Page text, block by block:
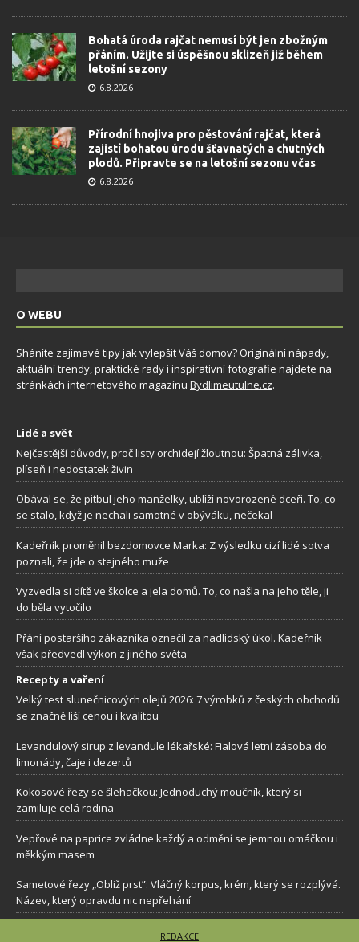
Bohatá úroda rajčat nemusí být jen zbožným
přáním. Užijte si úspěšnou sklizeň již během
letošní sezony
6.8.2026
Přírodní hnojiva pro pěstování rajčat, která
zajistí bohatou úrodu šťavnatých a chutných
plodů. Připravte se na letošní sezonu včas
6.8.2026
O WEBU
Sháníte zajímavé tipy jak vylepšit Váš domov? Originální nápady,
aktuální trendy, praktické rady i inspirativní fotografie najdete na
stránkách internetového magazínu Bydlimeutulne.cz.
Lidé a svět
Nejčastější důvody, proč listy orchidejí žloutnou: Špatná zálivka,
plíseň i nedostatek živin
Obával se, že pitbul jeho manželky, ublíží novorozené dceři. To, co
se stalo, když je nechali samotné v obýváku, nečekal
Kadeřník proměnil bezdomovce Marka: Z výsledku cizí lidé sotva
poznali, že jde o stejného muže
Vyzvedla si dítě ve školce a jela domů. To, co našla na jeho těle, ji
do běla vytočilo
Přání postaršího zákazníka označil za nadlidský úkol. Kadeřník
však předvedl výkon z jiného světa
Recepty a vaření
Velký test slunečnicových olejů 2026: 7 výrobků z českých obchodů
se značně liší cenou i kvalitou
Levandulový sirup z levandule lékařské: Fialová letní zásoba do
limonády, čaje i dezertů
Kokosové řezy se šlehačkou: Jednoduchý moučník, který si
zamiluje celá rodina
Vepřové na paprice zvládne každý a odmění se jemnou omáčkou i
měkkým masem
Sametové řezy „Obliž prst”: Vláčný korpus, krém, který se rozplývá.
Název, který opravdu nic nepřehání
REDAKCE